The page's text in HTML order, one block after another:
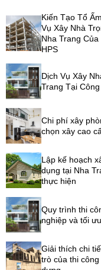
Kiến Tạo Tổ
Vụ Xây Nhà
Nha Trang
HPS
Dịch Vụ Xây
Trang Tại
Chi phí xây
chọn xây cao
Lập kế hoạch
dụng tại Nha
thực hiện
Quy trình thi
nghiệp và tối ưu
Giải thích chi
trò của thi